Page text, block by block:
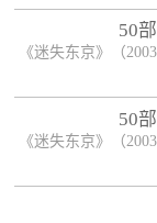
对于导演和制作人
以是整个电影故事
启承转合，柳暗花
【首尾呼
50
《迷失东京》（
暴之路》（2015年
得·潘》（1953年
50
《迷失东京》（
暴之路》（2015年